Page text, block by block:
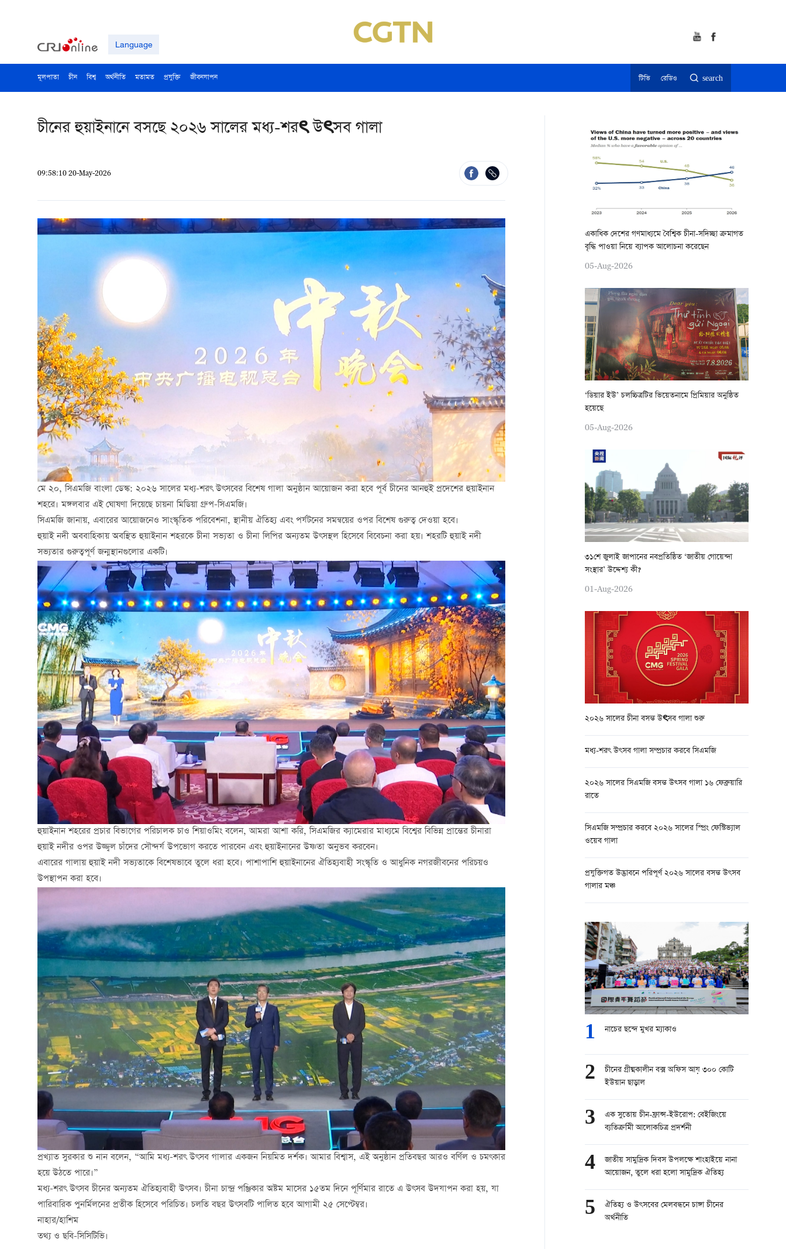
Language
মূলপাতা চীন বিশ্ব অর্থনীতি মতামত প্রযুক্তি জীবনযাপন টিভি রেডিও search
চীনের হুয়াইনানে বসছে ২০২৬ সালের মধ্য-শরৎ উৎসব গালা
09:58:10 20-May-2026
মে ২০, সিএমজি বাংলা ডেস্ক: ২০২৬ সালের মধ্য-শরৎ উৎসবের বিশেষ গালা অনুষ্ঠান আয়োজন করা হবে পূর্ব চীনের আনহুই প্রদেশের হুয়াইনান
শহরে। মঙ্গলবার এই ঘোষণা দিয়েছে চায়না মিডিয়া গ্রুপ-সিএমজি।
সিএমজি জানায়, এবারের আয়োজনেও সাংস্কৃতিক পরিবেশনা, স্থানীয় ঐতিহ্য এবং পর্যটনের সমন্বয়ের ওপর বিশেষ গুরুত্ব দেওয়া হবে।
হুয়াই নদী অববাহিকায় অবস্থিত হুয়াইনান শহরকে চীনা সভ্যতা ও চীনা লিপির অন্যতম উৎসস্থল হিসেবে বিবেচনা করা হয়। শহরটি হুয়াই নদী
সভ্যতার গুরুত্বপূর্ণ জন্মস্থানগুলোর একটি।
হুয়াইনান শহরের প্রচার বিভাগের পরিচালক চাও শিয়াওমিং বলেন, আমরা আশা করি, সিএমজির ক্যামেরার মাধ্যমে বিশ্বের বিভিন্ন প্রান্তের চীনারা
হুয়াই নদীর ওপর উজ্জ্বল চাঁদের সৌন্দর্য উপভোগ করতে পারবেন এবং হুয়াইনানের উষ্ণতা অনুভব করবেন।
এবারের গালায় হুয়াই নদী সভ্যতাকে বিশেষভাবে তুলে ধরা হবে। পাশাপাশি হুয়াইনানের ঐতিহ্যবাহী সংস্কৃতি ও আধুনিক নগরজীবনের পরিচয়ও
উপস্থাপন করা হবে।
প্রখ্যাত সুরকারশু নান বলেন, “আমি মধ্য-শরৎ উৎসব গালার একজন নিয়মিত দর্শক। আমার বিশ্বাস, এই অনুষ্ঠান প্রতিবছর আরও বর্ণিল ও চমৎকার
হয়ে উঠতে পারে।”
মধ্য-শরৎ উৎসব চীনের অন্যতম ঐতিহ্যবাহী উৎসব। চীনা চান্দ্র পঞ্জিকার অষ্টম মাসের ১৫তম দিনে পূর্ণিমার রাতে এ উৎসব উদযাপন করা হয়, যা
পারিবারিক পুনর্মিলনের প্রতীক হিসেবে পরিচিত। চলতি বছর উৎসবটি পালিত হবে আগামী ২৫ সেপ্টেম্বর।
নাহার/হাশিম
তথ্য ও ছবি-সিসিটিভি।
একাধিক দেশের গণমাধ্যমে বৈশ্বিক চীনা-সদিচ্ছা ক্রমাগত
বৃদ্ধি পাওয়া নিয়ে ব্যাপক আলোচনা করেছেন
05-Aug-2026
‘ডিয়ার ইউ’ চলচ্চিত্রটির ভিয়েতনামে প্রিমিয়ার অনুষ্ঠিত
হয়েছে
05-Aug-2026
৩১শে জুলাই জাপানের নবপ্রতিষ্ঠিত ‘জাতীয় গোয়েন্দা
সংস্থার’ উদ্দেশ্য কী?
01-Aug-2026
২০২৬ সালের চীনা বসন্ত উৎসব গালা শুরু
মধ্য-শরৎ উৎসব গালা সম্প্রচার করবে সিএমজি
২০২৬ সালের সিএমজি বসন্ত উত্সব গালা ১৬ ফেব্রুয়ারি
রাতে
সিএমজি সম্প্রচার করবে ২০২৬ সালের স্প্রিং ফেস্টিভ্যাল
ওয়েব গালা
প্রযুক্তিগত উদ্ভাবনে পরিপূর্ণ ২০২৬ সালের বসন্ত উৎসব
গালার মঞ্চ
1 নাচের ছন্দে মুখর ম্যাকাও
2
চীনের গ্রীষ্মকালীন বক্স অফিস আয় ৩০০ কোটি
ইউয়ান ছাড়াল
3
এক সুতোয় চীন-ফ্রান্স-ইউরোপ: বেইজিংয়ে
ব্যতিক্রমীি আলোকচিত্র প্রদর্শনী
4
জাতীয় সামুদ্রিক দিবস উপলক্ষে শাংহাইয়ে নানা
আয়োজন, তুলে ধরা হলো সামুদ্রিক ঐতিহ্য
5
ঐতিহ্য ও উৎসবের মেলবন্ধনে চাঙ্গা চীনের
অর্থনীতি